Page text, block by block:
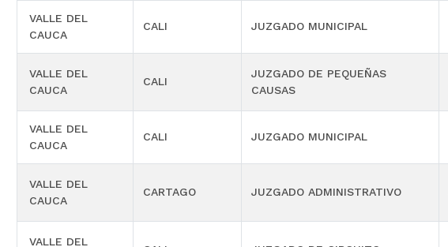
VALLE DEL
CAUCA
CALI JUZGADO MUNICIPAL
VALLE DEL
CAUCA
CALI
JUZGADO DE PEQUEÑAS
CAUSAS
VALLE DEL
CAUCA
CALI JUZGADO MUNICIPAL
VALLE DEL
CAUCA
CARTAGO JUZGADO ADMINISTRATIVO
VALLE DEL